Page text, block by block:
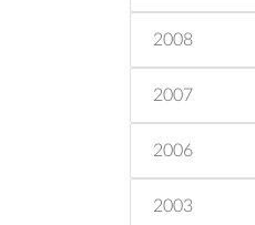
2008
2007
2006
2003